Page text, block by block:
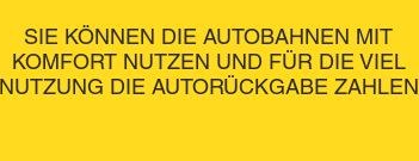
SIE KÖNNEN DIE AUTOBAHNEN MIT
KOMFORT NUTZEN UND FÜR DIE VIEL
NUTZUNG DIE AUTORÜCKGABE ZAHLEN